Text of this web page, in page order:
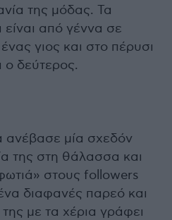
της μόδας. Τα
είναι από γέννα σε
γιος και στο πέρυσι
ο δεύτερος.
μία σχεδόν
της στη θάλασσα και
στους followers
διαφανές παρεό και
με τα χέρια γράφει